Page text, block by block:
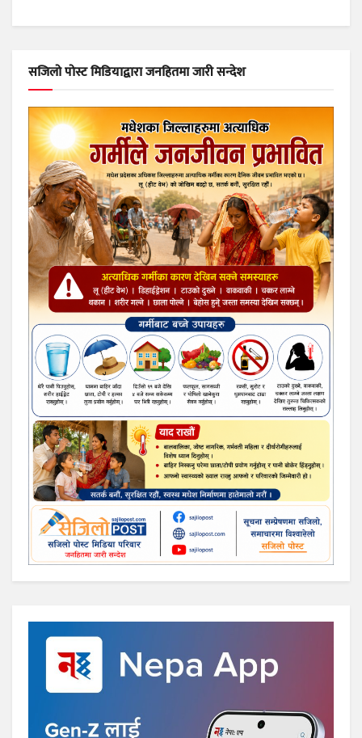
सजिलो पोस्ट मिडियाद्वारा जनहितमा जारी सन्देश